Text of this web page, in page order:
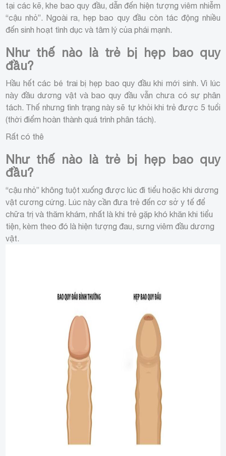
tại các kẽ, khe bao quy đầu, dẫn đến hiện tượng viêm nhiễm
“cậu nhỏ”. Ngoài ra, hẹp bao quy đầu còn tác động nhiều
đến sinh hoạt tình dục và tâm lý của phái mạnh.
Như thế nào là trẻ bị hẹp bao quy
đầu?
Hầu hết các bé trai bị hẹp bao quy đầu khi mới sinh. Vì lúc
này đầu dương vật và bao quy đầu vẫn chưa có sự phân
tách. Thế nhưng tình trạng này sẽ tự khỏi khi trẻ được 5 tuổi
(thời điểm hoàn thành quá trình phân tách).
Rất có thê
Như thế nào là trẻ bị hẹp bao quy
đầu?
“cậu nhỏ” không tuột xuống được lúc đi tiểu hoặc khi dương
vật cương cứng. Lúc này cần đưa trẻ đến cơ sở y tế để
chữa trị và thăm khám, nhất là khi trẻ gặp khó khăn khi tiểu
tiện, kèm theo đó là hiện tượng đau, sưng viêm đầu dương
vật.